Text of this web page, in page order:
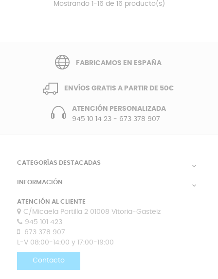
Mostrando 1-16 de 16 producto(s)
FABRICAMOS EN ESPAÑA
ENVÍOS GRATIS A PARTIR DE 50€
ATENCIÓN PERSONALIZADA
945 10 14 23- 673 378 907
CATEGORÍAS DESTACADAS 
INFORMACIÓN 
ATENCIÓN AL CLIENTE
C/Micaela Portilla 2 01008 Vitoria-Gasteiz
945 101 423
673 378 907
L-V 08:00-14:00 y 17:00-19:00
Contacto